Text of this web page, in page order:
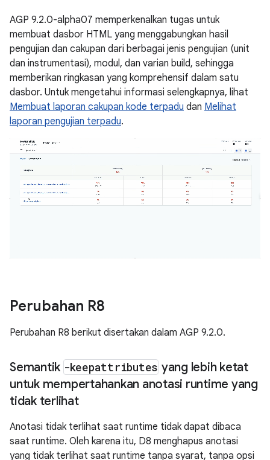
AGP 9.2.0-alpha07 memperkenalkan tugas untuk
membuat dasbor HTML yang menggabungkan hasil
pengujian dan cakupan dari berbagai jenis pengujian (unit
dan instrumentasi), modul, dan varian build, sehingga
memberikan ringkasan yang komprehensif dalam satu
dasbor. Untuk mengetahui informasi selengkapnya, lihat
Membuat laporan cakupan kode terpadu dan Melihat
laporan pengujian terpadu.
Perubahan R8
Perubahan R8 berikut disertakan dalam AGP 9.2.0.
Semantik -keepattributes yang lebih ketat
untuk mempertahankan anotasi runtime yang
tidak terlihat
Anotasi tidak terlihat saat runtime tidak dapat dibaca
saat runtime. Oleh karena itu, D8 menghapus anotasi
yang tidak terlihat saat runtime tanpa syarat, tanpa opsi